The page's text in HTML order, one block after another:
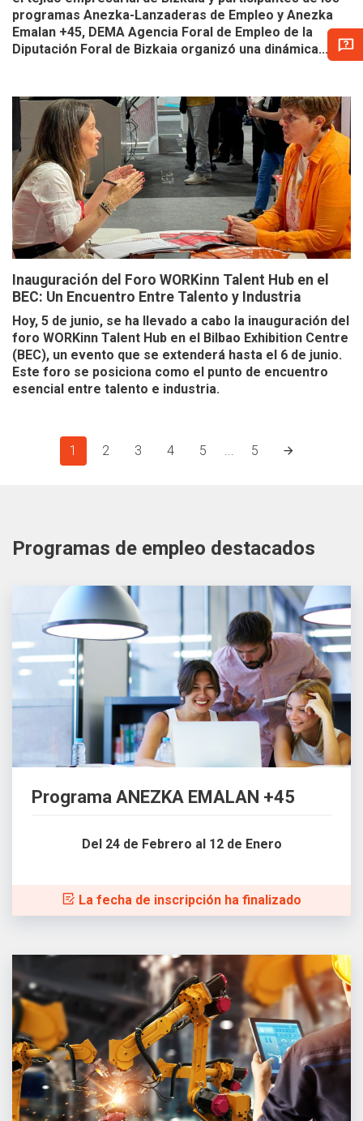
programas Anezka-Lanzaderas de Empleo y Anezka
Emalan +45, DEMA Agencia Foral de Empleo de la
Diputación Foral de Bizkaia organizó una dinámica...
Inauguración del Foro WORKinn Talent Hub en el
BEC: Un Encuentro Entre Talento y Industria
Hoy, 5 de junio, se ha llevado a cabo la inauguración del
foro WORKinn Talent Hub en el Bilbao Exhibition Centre
(BEC), un evento que se extenderá hasta el 6 de junio.
Este foro se posiciona como el punto de encuentro
esencial entre talento e industria.
1 2 3 4 5 ... 5
Programas de empleo destacados
Programa ANEZKA EMALAN +45
Del 24 de Febrero al 12 de Enero
La fecha de inscripción ha finalizado